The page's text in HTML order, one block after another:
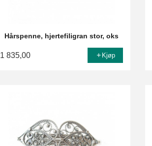
Hårspenne, hjertefiligran stor, oks
1 835,00 Kjøp